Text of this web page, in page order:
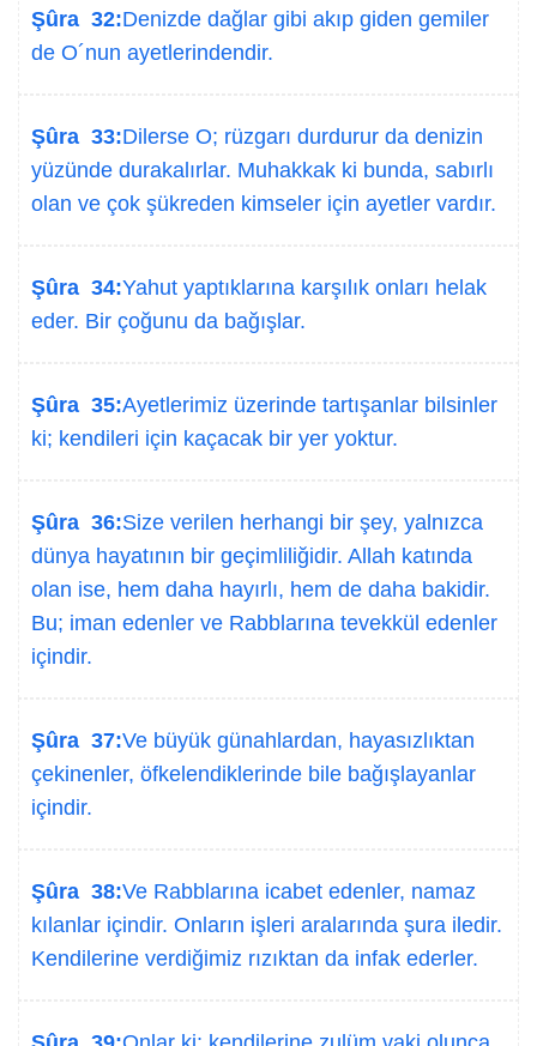
Şûra 32:Denizde dağlar gibi akıp giden gemiler
de O´nun ayetlerindendir.
Şûra 33:Dilerse O; rüzgarı durdurur da denizin
yüzünde durakalırlar. Muhakkak ki bunda, sabırlı
olan ve çok şükreden kimseler için ayetler vardır.
Şûra 34:Yahut yaptıklarına karşılık onları helak
eder. Bir çoğunu da bağışlar.
Şûra 35:Ayetlerimiz üzerinde tartışanlar bilsinler
ki; kendileri için kaçacak bir yer yoktur.
Şûra 36:Size verilen herhangi bir şey, yalnızca
dünya hayatının bir geçimliliğidir. Allah katında
olan ise, hem daha hayırlı, hem de daha bakidir.
Bu; iman edenler ve Rabblarına tevekkül edenler
içindir.
Şûra 37:Ve büyük günahlardan, hayasızlıktan
çekinenler, öfkelendiklerinde bile bağışlayanlar
içindir.
Şûra 38:Ve Rabblarına icabet edenler, namaz
kılanlar içindir. Onların işleri aralarında şura iledir.
Kendilerine verdiğimiz rızıktan da infak ederler.